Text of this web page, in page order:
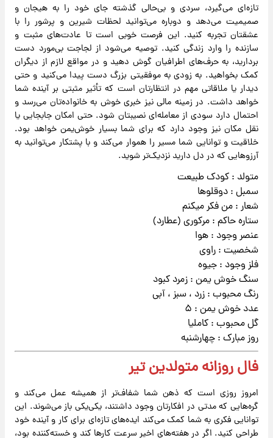
تازه‌ای می‌گیرد، سردی و بی‌حالی گذشته جای خود را به هیجان و
صمیمیت می‌دهد و دوباره می‌توانید لحظات شیرین و پرشور را با
عشقتان تجربه کنید. این فرصت خوبی است تا عادت‌های مثبت و
سازنده را وارد زندگی کنید. توصیه می‌شود از لجاجت بی‌مورد دست
بردارید، به حرف‌های اطرافیان گوش دهید و در مواقع لازم از دیگران
کمک بخواهید. به زودی به موفقیتی بزرگ دست پیدا می‌کنید و حتی
دیدار یا ملاقاتی مهم در انتظارتان است که تأثیر مثبتی بر آینده شما
خواهد داشت. در زمینه مالی نیز خبری خوش به خانواده‌تان می‌رسد و
احتمال دارد سودی از معامله‌ای نصیبتان شود. حتی امکان جابجایی یا
نقل مکان نیز وجود دارد که برای شما بسیار خوش‌یمن خواهد بود.
خلاقیت و توانایی شما مسیر را هموار می‌کند و با پشتکار می‌توانید به
آرزوهایی که در دل دارید نزدیک‌تر شوید.
متولد : کودک طبیعت
سمبل : دوقلوها
شعار : من فکر میکنم
ستاره حاکم : مرکوری (عطارد)
عنصر وجود : هوا
شخصیت : راوی
فلز وجود : جیوه
سنگ خوش یمن : زمرد کبود
رنگ محبوب : زرد ، سبز ، آبی
عدد خوش یمن : ۵
گل محبوب : کاملیا
روز مبارک : چهارشنبه
فال روزانه متولدین تیر
امروز روزی است که ذهن شما شفاف‌تر از همیشه عمل می‌کند و
گره‌هایی که مدتی در افکارتان وجود داشتند، یکی‌یکی باز می‌شوند. این
توانایی فکری به شما کمک می‌کند ایده‌های تازه‌ای برای کار و آینده خود
طراحی کنید. اگر در هفته‌های اخیر سرعت کارها کند و خسته‌کننده بود،